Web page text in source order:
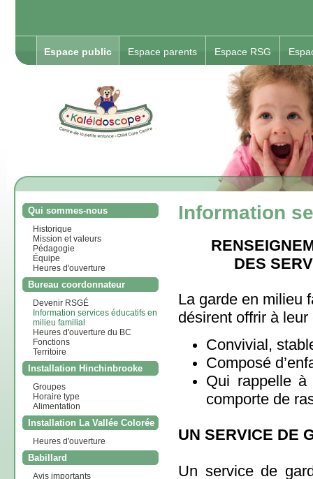
Espace public Espace parents Espace RSG
Qui sommes-nous
Historique
Mission et valeurs
Pédagogie
Équipe
Heures d'ouverture
Bureau coordonnateur
Devenir RSGÉ
Information services éducatifs en
milieu familial
Heures d'ouverture du BC
Fonctions
Territoire
Installation Hinchinbrooke
Groupes
Horaire type
Alimentation
Installation La Vallée Colorée
Heures d'ouverture
Babillard
Avis importants
Information
DES
La garde en milieu
désirent offrir à
Convivial,
Composé
Qui rappelle à
comporte de
UN SERVICE DE
Un service de